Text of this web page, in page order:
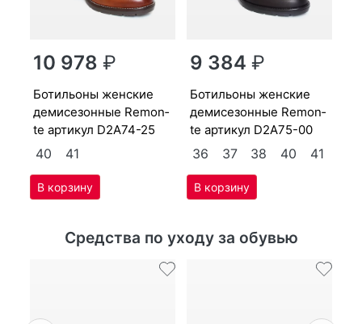
10 978₽
бо­тиль­оны женс­кие
де­мисе­зон­ные Re­mon­
te артикул D2A74-25
40 41
9 384₽
бо­тиль­оны женс­кие
де­мисе­зон­ные Re­mon­
te артикул D2A75-00
36 37 38 40 41
Средства по уходу за обувью